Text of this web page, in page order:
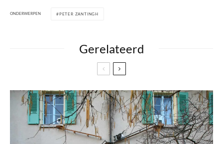
ONDERWERPEN PETER ZANTINGH
Gerelateerd